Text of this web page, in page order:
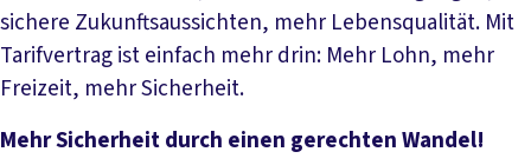
sichere Zukunftsaussichten, mehr Lebensqualität. Mit
Tarifvertrag ist einfach mehr drin: Mehr Lohn, mehr
Freizeit, mehr Sicherheit.
Mehr Sicherheit durch einen gerechten Wandel!